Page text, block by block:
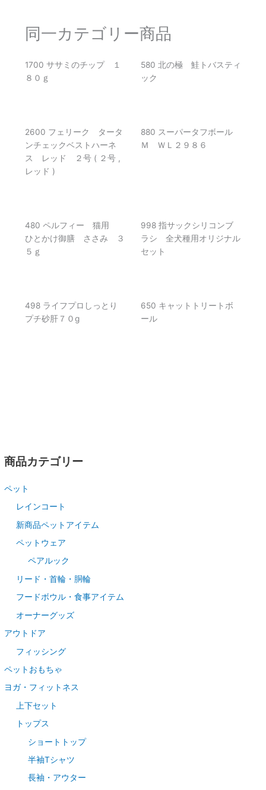
商品カテゴリー
ペット
レインコート
新商品ペットアイテム
ペットウェア
ペアルック
リード・首輪・胴輪
フードボウル・食事アイテム
オーナーグッズ
アウトドア
フィッシング
ペットおもちゃ
ヨガ・フィットネス
上下セット
トップス
ショートトップ
半袖Tシャツ
長袖・アウター
同一カテゴリー商品
1700 ササミのチップ １
８０ｇ
580 北の極 鮭トバスティ
ック
2600 フェリーク タータ
ンチェックベストハーネ
ス レッド ２号 ( ２号 ,
レッド )
880 スーパータフボール
Ｍ ＷＬ２９８６
480 ペルフィー 猫用
ひとかけ御膳 ささみ ３
５ｇ
998 指サックシリコンブ
ラシ 全犬種用オリジナル
セット
498 ライフプロしっとり
プチ砂肝７０g
650 キャットトリートボ
ール